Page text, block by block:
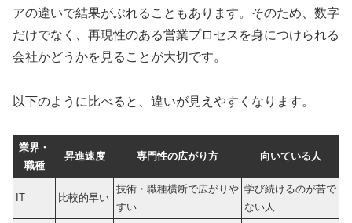
アの違いで結果がぶれることもあります。そのため、数字
だけでなく、再現性のある営業プロセスを身につけられる
会社かどうかを見ることが大切です。
以下のように比べると、違いが見えやすくなります。
業界・
職種
昇進速度 専門性の広がり方 向いている人
IT 比較的早い
技術・職種横断で広がりや
すい
学び続けるのが苦で
ない人